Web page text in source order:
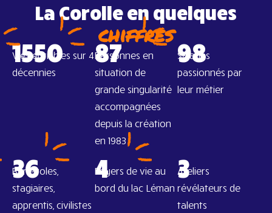
La Corolle en quelques
chiffres
1550
Vies enrichies sur 4
décennies
87
Personnes en
situation de
grande singularité
accompagnées
depuis la création
en 1983
98
Salariés
passionnés par
leur métier
36
Bénévoles,
stagiaires,
apprentis, civilistes
4
Foyers de vie au
bord du lac Léman
3
Ateliers
révélateurs de
talents